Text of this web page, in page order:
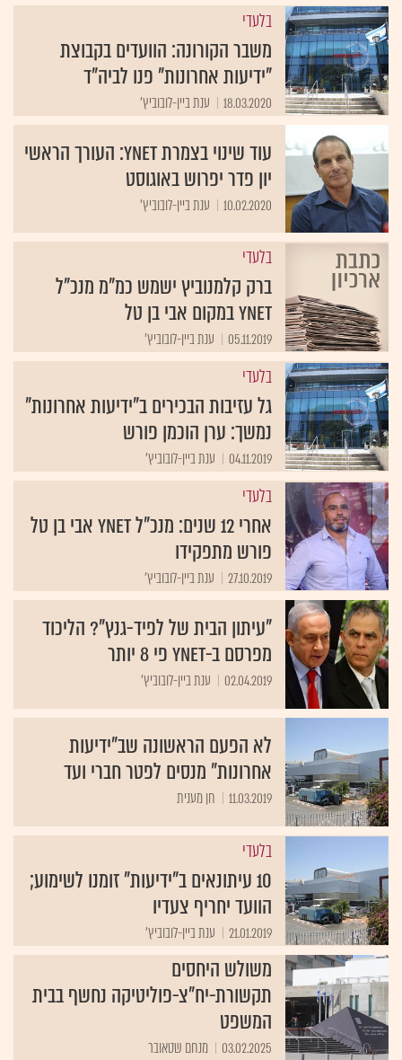
בלעדי
משבר הקורונה: הוועדים בקבוצת
"ידיעות אחרונות" פנו לביה"ד
18.03.2020 ענת ביין-לובוביץ'
עוד שינוי בצמרת ynet: העורך הראשי
יון פדר יפרוש באוגוסט
10.02.2020 ענת ביין-לובוביץ'
בלעדי
ברק קלמנוביץ ישמש כמ"מ מנכ"ל
ynet במקום אבי בן טל
05.11.2019 ענת ביין-לובוביץ'
בלעדי
גל עזיבות הבכירים ב"ידיעות אחרונות"
נמשך: ערן הוכמן פורש
04.11.2019 ענת ביין-לובוביץ'
בלעדי
אחרי 12 שנים: מנכ"ל ynet אבי בן טל
פורש מתפקידו
27.10.2019 ענת ביין-לובוביץ'
"עיתון הבית של לפיד-גנץ"? הליכוד
מפרסם ב-ynet פי 8 יותר
02.04.2019 ענת ביין-לובוביץ'
לא הפעם הראשונה שב"ידיעות
אחרונות" מנסים לפטר חברי ועד
11.03.2019 חן מענית
בלעדי
10 עיתונאים ב"ידיעות" זומנו לשימוע;
הוועד יחריף צעדיו
21.01.2019 ענת ביין-לובוביץ'
משולש היחסים
תקשורת-יח"צ-פוליטיקה נחשף בבית
המשפט
03.02.2025 מנחם שטאובר